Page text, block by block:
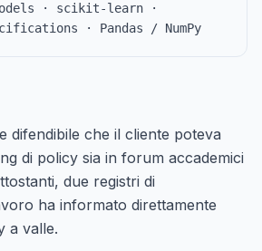
· scikit-learn ·
· Pandas / NumPy
difendibile che il cliente poteva
di policy sia in forum accademici
due registri di
ha informato direttamente
a valle.